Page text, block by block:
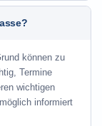
können zu
Termine
wichtigen
informiert